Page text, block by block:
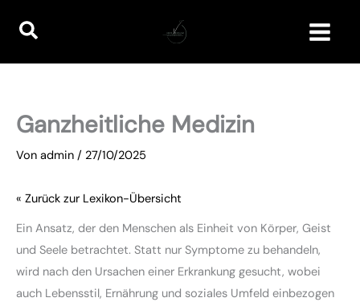
InhaltSuchen
Ganzheitliche Medizin
Von admin / 27/10/2025
« Zurück zur Lexikon-Übersicht
Ein Ansatz, der den Menschen als Einheit von Körper, Geist
und Seele betrachtet. Statt nur Symptome zu behandeln,
wird nach den Ursachen einer Erkrankung gesucht, wobei
auch Lebensstil, Ernährung und soziales Umfeld einbezogen